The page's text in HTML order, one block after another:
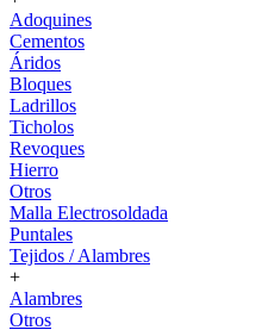
Adoquines
Cementos
Áridos
Bloques
Ladrillos
Ticholos
Revoques
Hierro
Otros
Malla Electrosoldada
Puntales
Tejidos / Alambres
+
Alambres
Otros